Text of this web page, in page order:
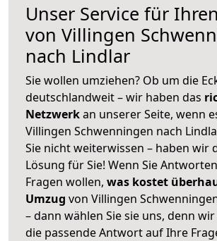
Unser Service für
von Villingen
nach Lindlar
Sie wollen umziehen? Ob um die
deutschlandweit – wir haben das
Netzwerkan unserer Seite, wenn
Villingen Schwenningen nach
Sie nicht weiterwissen – haben wir
Lösung für Sie! Wenn Sie
Fragen wollen, was kostet
Umzug von Villingen
– dann wählen Sie sie uns, denn
die passende Antwort auf Ihre